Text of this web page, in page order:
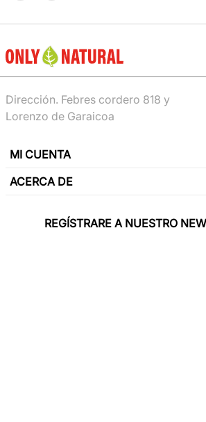
Dirección. Febres cordero 818 y
Lorenzo de Garaicoa
MI CUENTA
ACERCA DE
REGÍSTRARE A NUESTRO